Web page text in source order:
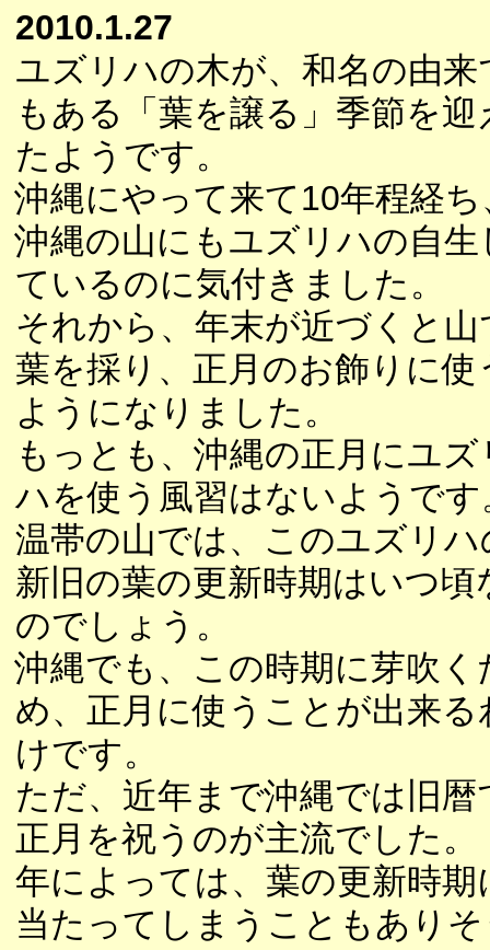
2010.1.27
ユズリハの木が、和名の由来
もある「葉を譲る」季節を迎
たようです。
沖縄にやって来て10年程経ち
沖縄の山にもユズリハの自生
ているのに気付きました。
それから、年末が近づくと山
葉を採り、正月のお飾りに使
ようになりました。
もっとも、沖縄の正月にユズ
ハを使う風習はないようです
温帯の山では、このユズリハ
新旧の葉の更新時期はいつ頃
のでしょう。
沖縄でも、この時期に芽吹く
め、正月に使うことが出来る
けです。
ただ、近年まで沖縄では旧暦
正月を祝うのが主流でした。
年によっては、葉の更新時期
当たってしまうこともあり